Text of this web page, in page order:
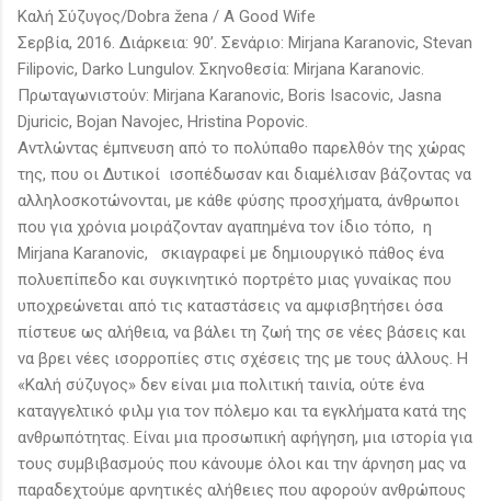
Καλή Σύζυγος/Dobra žena / A Good Wife
Σερβία, 2016. Διάρκεια: 90’. Σενάριο: Mirjana Karanovic, Stevan
Filipovic, Darko Lungulov. Σκηνοθεσία: Mirjana Karanovic.
Πρωταγωνιστούν: Mirjana Karanovic, Boris Isacovic, Jasna
Djuricic, Bojan Navojec, Hristina Popovic.
Αντλώντας έμπνευση από το πολύπαθο παρελθόν της χώρας
της, που οι Δυτικοί ισοπέδωσαν και διαμέλισαν βάζοντας να
αλληλοσκοτώνονται, με κάθε φύσης προσχήματα, άνθρωποι
που για χρόνια μοιράζονταν αγαπημένα τον ίδιο τόπο, η
Mirjana Karanovic, σκιαγραφεί με δημιουργικό πάθος ένα
πολυεπίπεδο και συγκινητικό πορτρέτο μιας γυναίκας που
υποχρεώνεται από τις καταστάσεις να αμφισβητήσει όσα
πίστευε ως αλήθεια, να βάλει τη ζωή της σε νέες βάσεις και
να βρει νέες ισορροπίες στις σχέσεις της με τους άλλους. Η
«Καλή σύζυγος» δεν είναι μια πολιτική ταινία, ούτε ένα
καταγγελτικό φιλμ για τον πόλεμο και τα εγκλήματα κατά της
ανθρωπότητας. Είναι μια προσωπική αφήγηση, μια ιστορία για
τους συμβιβασμούς που κάνουμε όλοι και την άρνηση μας να
παραδεχτούμε αρνητικές αλήθειες που αφορούν ανθρώπους